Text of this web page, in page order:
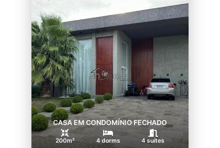
CASA EM CONDOMÍNIO FECHADO
200m² 4 dorms 4 suítes